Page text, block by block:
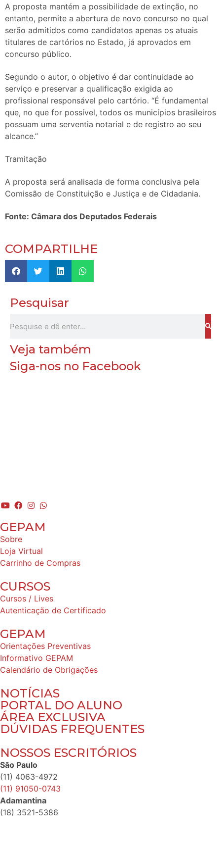
A proposta mantém a possibilidade de extinção, no
entanto, permite a abertura de novo concurso no qual
serão admitidos como candidatos apenas os atuais
titulares de cartórios no Estado, já aprovados em
concurso público.
Segundo o autor, o objetivo é dar continuidade ao
serviço e preservar a qualificação exigida ao
profissional responsável pelo cartório. “É fundamental
que, no que for possível, todos os municípios brasileiros
possuam uma serventia notarial e de registro ao seu
alcance.”
Tramitação
A proposta será analisada de forma conclusiva pela
Comissão de Constituição e Justiça e de Cidadania.
Fonte: Câmara dos Deputados Federais
COMPARTILHE
Pesquisar
Veja também
Siga-nos no Facebook
GEPAM
Sobre
Loja Virtual
Carrinho de Compras
CURSOS
Cursos / Lives
Autenticação de Certificado
GEPAM
Orientações Preventivas
Informativo GEPAM
Calendário de Obrigações
NOTÍCIAS
PORTAL DO ALUNO
ÁREA EXCLUSIVA
DÚVIDAS FREQUENTES
NOSSOS ESCRITÓRIOS
São Paulo
(11) 4063-4972
(11) 91050-0743
Adamantina
(18) 3521-5386